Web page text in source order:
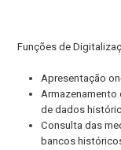
Funções de
Apresentação
Armazenamento
de dados
Consulta das
bancos